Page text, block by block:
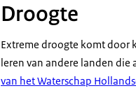
Droogte
Extreme droogte komt door
leren van andere landen die
van het Waterschap